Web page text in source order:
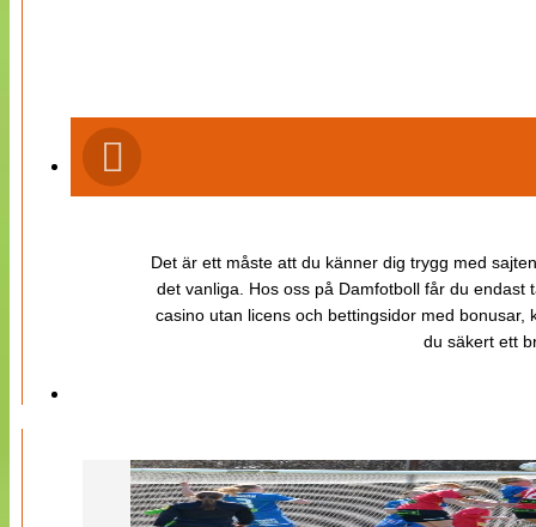
Det är ett måste att du känner dig trygg med
det vanliga. Hos oss på Damfotboll får du
casino utan licens och bettingsidor med
du säkert ett